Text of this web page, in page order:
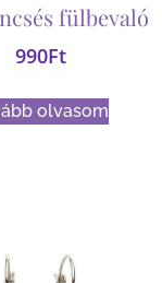
fülbevaló
990Ft
olvasom